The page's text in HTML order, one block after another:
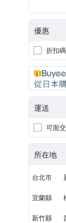
優惠
折扣碼
運送
可面交
所在地
台北市
宜蘭縣
新竹縣